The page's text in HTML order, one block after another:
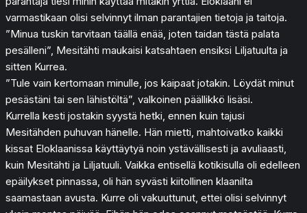
varmastikaan olisi selvinnyt ilman parantajien tietoja ja taitoja.
”Minua tuskin tarvitaan täällä enää, joten taidan tästä palata
pesälleni”, Mesitähti maukaisi katsahtaen ensiksi Liljatuulta ja
sitten Kurrea.
”Tule vain kertomaan minulle, jos kaipaat jotakin. Löydät minut
pesästäni tai sen lähistöltä”, valkoinen päällikkö lisäsi.
Kurrella kesti jostakin syystä hetki, ennen kuin tajusi
Mesitähden puhuvan hänelle. Hän mietti, mahtoivatko kaikki
kissat Eloklaanissa käyttäytyä noin ystävällisesti ja avuliaasti,
kuin Mesitähti ja Liljatuuli. Vaikka entisellä kotikisulla oli edelleen
epäilykset pinnassa, oli hän syvästi kiitollinen klaanilta
saamastaan avusta. Kurre oli vakuuttunut, ettei olisi selvinnyt